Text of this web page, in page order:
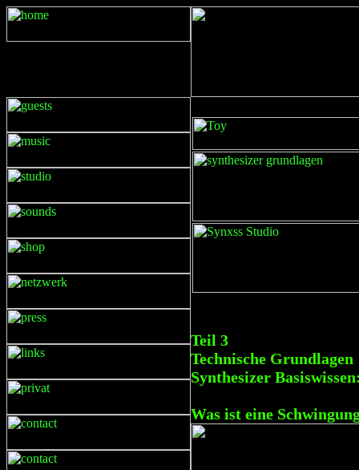
Teil 3
Technische Grundlagen
Synthesizer
Was ist eine